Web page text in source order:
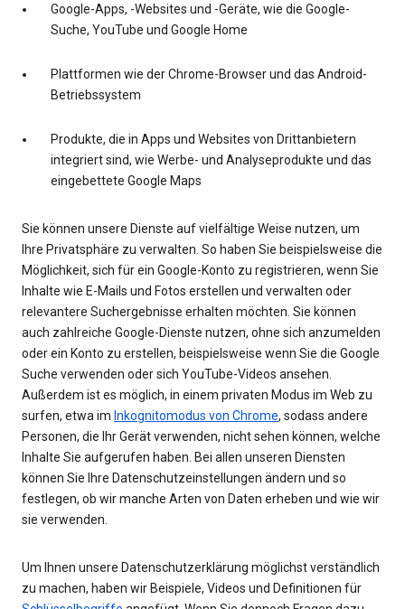
Google-Apps, -Websites und -Geräte, wie die Google-
Suche, YouTube und Google Home
Plattformen wie der Chrome-Browser und das Android-
Betriebssystem
Produkte, die in Apps und Websites von Drittanbietern
integriert sind, wie Werbe- und Analyseprodukte und das
eingebettete Google Maps
Sie können unsere Dienste auf vielfältige Weise nutzen, um
Ihre Privatsphäre zu verwalten. So haben Sie beispielsweise die
Möglichkeit, sich für ein Google-Konto zu registrieren, wenn Sie
Inhalte wie E-Mails und Fotos erstellen und verwalten oder
relevantere Suchergebnisse erhalten möchten. Sie können
auch zahlreiche Google-Dienste nutzen, ohne sich anzumelden
oder ein Konto zu erstellen, beispielsweise wenn Sie die Google
Suche verwenden oder sich YouTube-Videos ansehen.
Außerdem ist es möglich, in einem privaten Modus im Web zu
surfen, etwa im Inkognitomodus von Chrome, sodass andere
Personen, die Ihr Gerät verwenden, nicht sehen können, welche
Inhalte Sie aufgerufen haben. Bei allen unseren Diensten
können Sie Ihre Datenschutzeinstellungen ändern und so
festlegen, ob wir manche Arten von Daten erheben und wie wir
sie verwenden.
Um Ihnen unsere Datenschutzerklärung möglichst verständlich
zu machen, haben wir Beispiele, Videos und Definitionen für